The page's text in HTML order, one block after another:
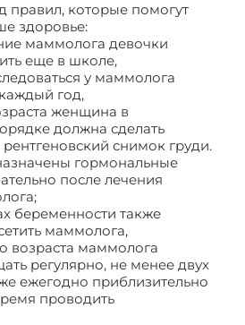
которые помогут
здоровье:
маммолога девочки
еще в школе,
у маммолога
год,
женщина в
должна сделать
снимок груди.
гормональные
после лечения
беременности также
маммолога,
возраста маммолога
регулярно, не менее двух
ежегодно приблизительно
проводить